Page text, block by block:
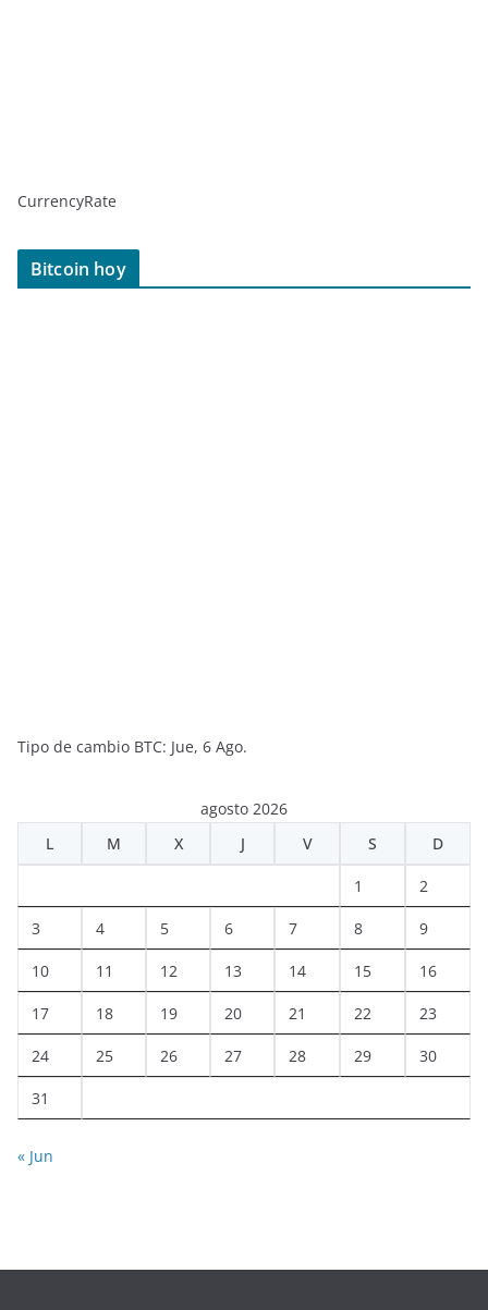
CurrencyRate
Bitcoin hoy
Tipo de cambio BTC: Jue, 6 Ago.
agosto 2026
L
M X J V S D
1 2
3 4 5 6 7 8 9
10 11 12 13 14 15 16
17 18 19 20 21 22 23
24 25 26 27 28 29 30
31
« Jun